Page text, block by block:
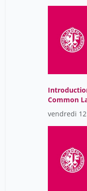
Common
vendredi